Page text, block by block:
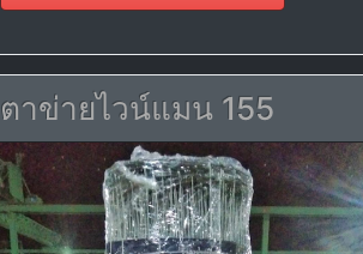
ตาข่ายไวน์แมน 155